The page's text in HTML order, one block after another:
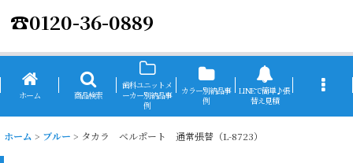
☎0120-36-0889
ホーム 商品検索
歯科ユニットメ
ーカー別納品事
例
カラー別納品事
例
LINEで簡単♪張
替え見積
ホーム > ブルー > タカラ ベルポート 通常張替（L-8723）